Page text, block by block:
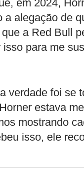
em 2024,
a alegação de
a Red Bull
para me
verdade foi se
estava
mostrando
isso, ele